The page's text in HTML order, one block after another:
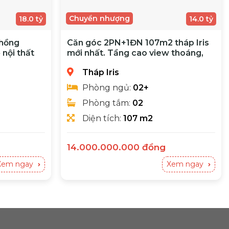
18.0 tỷ
nội thất
ngay
Chuyển nhượng 14.0 tỷ
Căn góc 2PN+1ĐN 107m2 tháp Iris
mới nhất. Tầng cao view thoáng,
Tháp Iris
Phòng ngủ: 02+
Phòng tắm: 02
Diện tích:107 m2
14.000.000.000 đồng
Xem ngay